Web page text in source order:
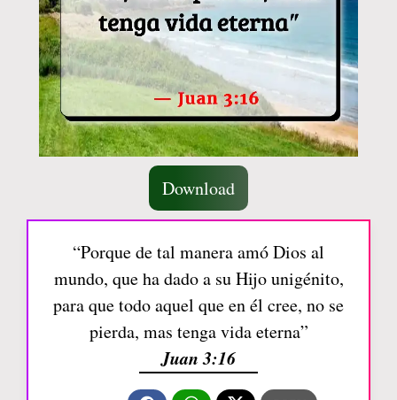
Download
“Porque de tal manera amó Dios al
mundo, que ha dado a su Hijo unigénito,
para que todo aquel que en él cree, no se
pierda, mas tenga vida eterna”
Juan 3:16